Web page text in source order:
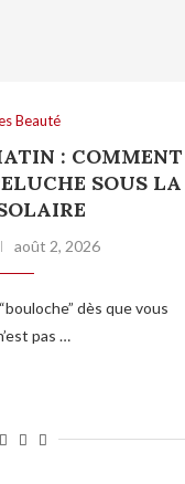
Beauté
: COMMENT
SOUS LA
août 2, 2026
dès que vous
pas …